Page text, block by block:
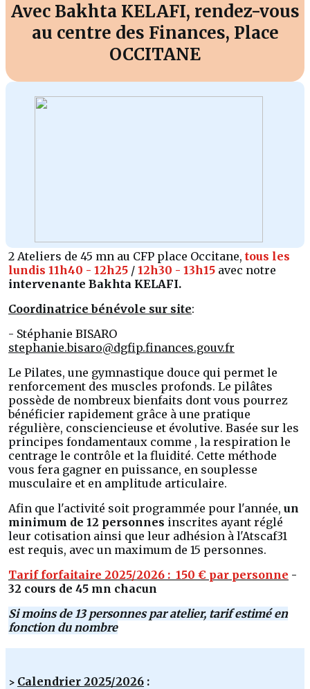
Avec Bakhta KELAFI, rendez-vous
au centre des Finances, Place
OCCITANE
2 Ateliers de 45 mn au CFP place Occitane, tous les
lundis 11h40 - 12h25 / 12h30 - 13h15 avec notre
intervenante Bakhta KELAFI.
Coordinatrice bénévole sur site:
- Stéphanie BISARO
stephanie.bisaro@dgfip.finances.gouv.fr
Le Pilates, une gymnastique douce qui permet le
renforcement des muscles profonds. Le pilâtes
possède de nombreux bienfaits dont vous pourrez
bénéficier rapidement grâce à une pratique
régulière, consciencieuse et évolutive. Basée sur les
principes fondamentaux comme , la respiration le
centrage le contrôle et la fluidité. Cette méthode
vous fera gagner en puissance, en souplesse
musculaire et en amplitude articulaire.
Afin que l'activité soit programmée pour l'année, un
minimum de 12 personnes inscrites ayant réglé
leur cotisation ainsi que leur adhésion à l'Atscaf31
est requis, avec un maximum de 15 personnes.
Tarif forfaitaire 2025/2026 : 150 € par personne -
32 cours de 45 mn chacun
Si moins de 13 personnes par atelier, tarif estimé en
fonction du nombre
> Calendrier 2025/2026 :